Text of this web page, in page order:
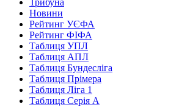
Трибуна
Новини
Рейтинг УЄФА
Рейтинг ФІФА
Таблиця УПЛ
Таблиця АПЛ
Таблиця Бундесліга
Таблиця Прімера
Таблиця Ліга 1
Таблиця Серія А